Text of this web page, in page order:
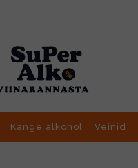
Kange alkohol Veinid